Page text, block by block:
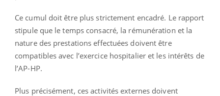
Ce cumul doit être plus strictement encadré. Le rapport
stipule que le temps consacré, la rémunération et la
nature des prestations effectuées doivent être
compatibles avec l’exercice hospitalier et les intérêts de
l’AP-HP.
Plus précisément, ces activités externes doivent